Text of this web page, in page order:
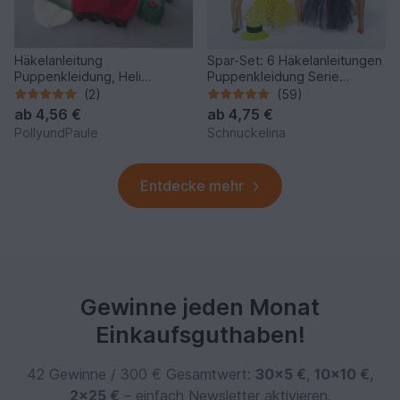
Häkelanleitung
Puppenkleidung, Heli
Hagebutte
(2)
ab 4,56 €
PollyundPaule
Spar-Set: 6 Häkelanleitungen
Puppenkleidung Serie
"Schick & figurbetont"
(59)
ab 4,75 €
Schnuckelina
Entdecke mehr
Gewinne jeden Monat
Einkaufsguthaben!
42 Gewinne / 300 € Gesamtwert: 30×5 €, 10×10 €,
2×25 € – einfach Newsletter aktivieren.